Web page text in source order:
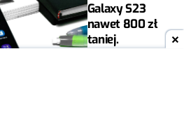
Galaxy S23
nawet 800 zł
taniej.